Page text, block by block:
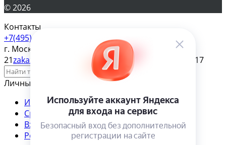
© 2026
Контакты
+7(495) 610-57-17
г. Москва, ул. Яблочкова д.
21zakaz@magazinsemena.ruПн-пт 10-19 Сб-вс 11-17
Личный кабинет
Избранное
Сравнение Товар в сравнении
Вход
Регистрация